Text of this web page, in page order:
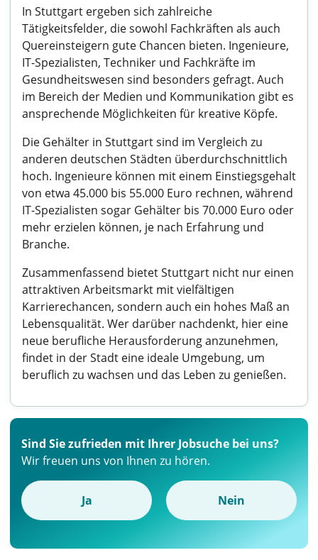
In Stuttgart ergeben sich zahlreiche
Tätigkeitsfelder, die sowohl Fachkräften als auch
Quereinsteigern gute Chancen bieten. Ingenieure,
IT-Spezialisten, Techniker und Fachkräfte im
Gesundheitswesen sind besonders gefragt. Auch
im Bereich der Medien und Kommunikation gibt es
ansprechende Möglichkeiten für kreative Köpfe.
Die Gehälter in Stuttgart sind im Vergleich zu
anderen deutschen Städten überdurchschnittlich
hoch. Ingenieure können mit einem Einstiegsgehalt
von etwa 45.000 bis 55.000 Euro rechnen, während
IT-Spezialisten sogar Gehälter bis 70.000 Euro oder
mehr erzielen können, je nach Erfahrung und
Branche.
Zusammenfassend bietet Stuttgart nicht nur einen
attraktiven Arbeitsmarkt mit vielfältigen
Karrierechancen, sondern auch ein hohes Maß an
Lebensqualität. Wer darüber nachdenkt, hier eine
neue berufliche Herausforderung anzunehmen,
findet in der Stadt eine ideale Umgebung, um
beruflich zu wachsen und das Leben zu genießen.
Sind Sie zufrieden mit Ihrer Jobsuche bei uns?
Wir freuen uns von Ihnen zu hören.
Ja Nein